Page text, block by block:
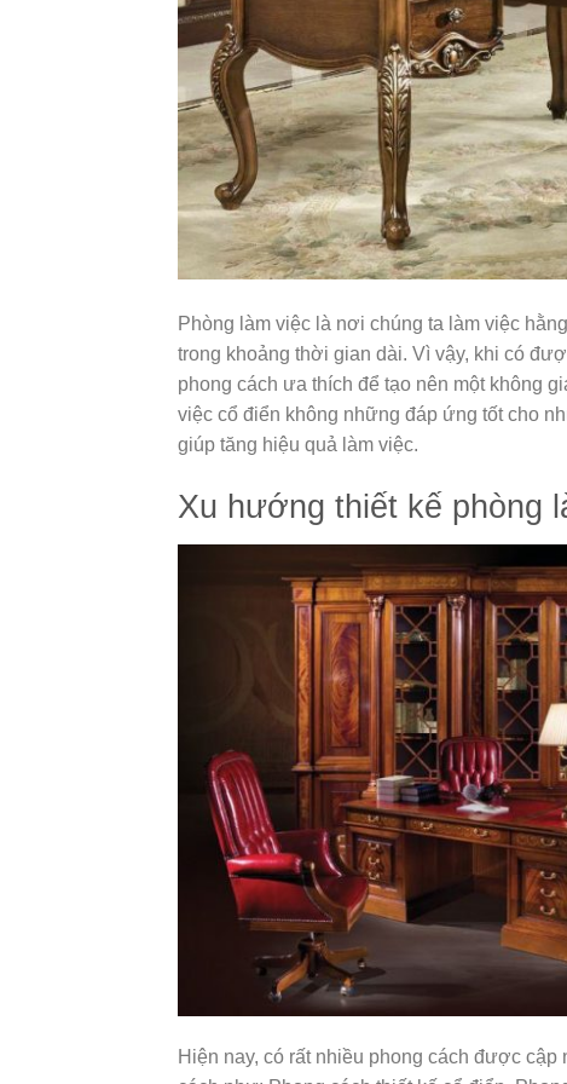
Phòng làm việc là nơi chúng ta làm việc
trong khoảng thời gian dài. Vì vậy, khi có
phong cách ưa thích để tạo nên một không
việc cổ điển không những đáp ứng tốt cho
giúp tăng hiệu quả làm việc.
Xu hướng thiết kế phòng
Hiện nay, có rất nhiều phong cách được